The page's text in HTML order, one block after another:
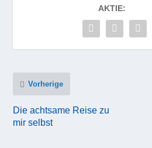
AKTIE:
Vorherige
Die achtsame Reise zu
mir selbst